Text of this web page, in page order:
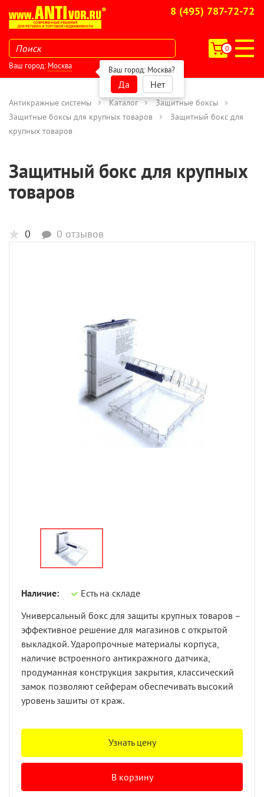
8 (495) 787-72-72
0
Ваш город: Москва Ваш город: Москва?
Да Нет
Антикражные системы Каталог
Защитные боксы
Защитные боксы для крупных товаров
Защитный бокс для
крупных товаров
Защитный бокс для крупных
товаров
0 0 отзывов
Наличие:
Есть на складе
Универсальный бокс для защиты крупных товаров –
эффективное решение для магазинов с открытой
выкладкой. Ударопрочные материалы корпуса,
наличие встроенного антикражного датчика,
продуманная конструкция закрытия, классический
замок позволяют сейферам обеспечивать высокий
уровень зашиты от краж.
Узнать цену
В корзину